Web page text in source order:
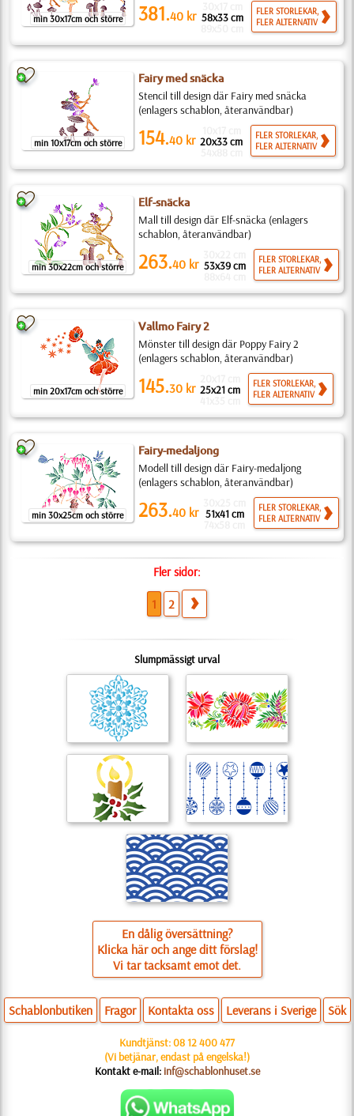
min 30x17cm och större 381.40 kr 58x33 cm
FLER STORLEKAR,
FLER ALTERNATIV
min 10x17cm och större
Fairy med snäcka
Stencil till design där Fairy med snäcka
(enlagers schablon, återanvändbar)
154.40 kr 20x33 cm
FLER STORLEKAR,
FLER ALTERNATIV
min 30x22cm och större
Elf-snäcka
Mall till design där Elf-snäcka (enlagers
schablon, återanvändbar)
263.40 kr 53x39 cm
FLER STORLEKAR,
FLER ALTERNATIV
min 20x17cm och större
Vallmo Fairy 2
Mönster till design där Poppy Fairy 2
(enlagers schablon, återanvändbar)
145.30 kr 25x21 cm
FLER STORLEKAR,
FLER ALTERNATIV
min 30x25cm och större
Fairy-medaljong
Modell till design där Fairy-medaljong
(enlagers schablon, återanvändbar)
263.40 kr 51x41 cm
FLER STORLEKAR,
FLER ALTERNATIV
Fler sidor:
1 2
Slumpmässigt urval
En dålig översättning?
Klicka här och ange ditt förslag!
Vi tar tacksamt emot det.
Schablonbutiken Fragor Kontakta oss Leverans i Sverige Sök
Kundtjänst:08 12 400 477
(Vi betjänar, endast på engelska!)
Kontakt e-mail: inf@schablonhuset.se